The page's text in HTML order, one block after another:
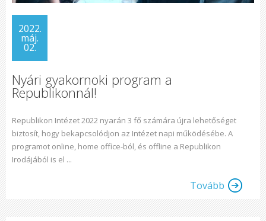
2022.
máj.
02.
Nyári gyakornoki program a
Republikonnál!
Republikon Intézet 2022 nyarán 3 fő számára újra lehetőséget
biztosít, hogy bekapcsolódjon az Intézet napi működésébe. A
programot online, home office-ból, és offline a Republikon
Irodájából is el ...
Tovább